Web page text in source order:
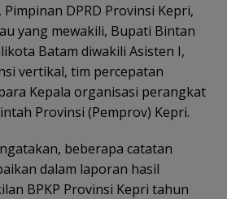
DPRD Provinsi Kepri,
yang mewakili, Bupati Bintan
Batam diwakili Asisten I,
vertikal, tim percepatan
Kepala organisasi perangkat
Provinsi (Pemprov) Kepri.
beberapa catatan
dalam laporan hasil
BPKP Provinsi Kepri tahun